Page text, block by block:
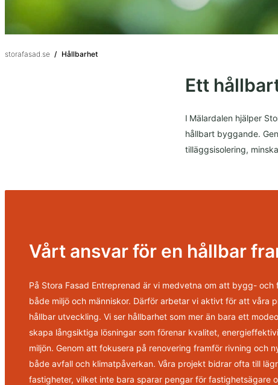
storafasad.se / Hållbarhet
Ett
I Mälardalen hjälper
hållbart byggande.
tilläggsisolering,
Vårt ansvar för en hållbar
På Stora Fasad Entreprenad är vi medvetna om att bygg-
både miljö och människor. Därför arbetar vi aktivt för att våra
hållbar utveckling. Vi ser hållbarhet som mer än bara ett
skapa långsiktiga lösningar som förenar kvalitet,
miljön. Genom att fokusera på renovering framför rivning och
både avfall och klimatpåverkan. Våra projekt bidrar ofta till
fastigheter, vilket inte bara sparar pengar för fastighetsägare